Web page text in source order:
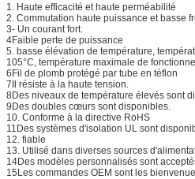
1. Haute efficacité et haute perméabilité
2. Commutation haute puissance et basse
3- Un courant fort.
4Faible perte de puissance
5. basse élévation de température,
105°C, température maximale de
6Fil de plomb protégé par tube en téflon
7Il résiste à la haute tension.
8Des niveaux de température élevés sont
9Des doubles cœurs sont disponibles.
10. Conforme à la directive RoHS
11Des systèmes d'isolation UL sont
12. fiable
13. Utilisé dans diverses sources
14Des modèles personnalisés sont
15Les commandes OEM sont les